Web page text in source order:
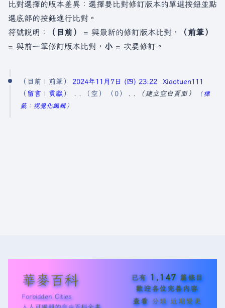
比對選擇的版本差異：選擇要比對修訂版本的單選按鈕並點
選底部的按鈕進行比對。
符號說明：
（目前） = 與最新的修訂版本比對，
（前筆）
= 與前一筆修訂版本比對， 小 = 次要修訂。
2
4
四
目前 前筆 2024年11月7日 (四) 23:22
Xiaotuen111
留言
貢獻 空 0 建立空白頁面
標
籤： 視覺化編輯
華麥百科
Forbidden Cities
人人可編輯的自由百科全書
已有 1,147 篇條目
歡迎各位完善內容
查看 分類 近期變更